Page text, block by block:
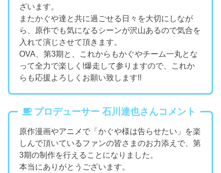
ざいます。
またかぐや達と共に過ごせる日々を大切にしなが
ら、原作でも気になるシーンが沢山あるので気合を
入れて演じさせて頂きます。
OVA、第3期と、これからもかぐやチーム一丸とな
って全力で楽しく!爆走して参りますので、これか
らも応援よろしくお願い致します!!
プロデューサー 石川達也さんコメント
原作漫画やアニメで「かぐや様は告らせたい」を楽
しんで頂いているファンの皆さまのお力添えで、第
3期の制作を行えることになりました。
本当にありがとうございます。